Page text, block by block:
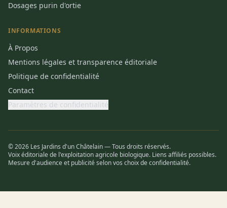
Dosages purin d'ortie
INFORMATIONS
À Propos
Mentions légales et transparence éditoriale
Politique de confidentialité
Contact
Paramètres de confidentialité
© 2026 Les Jardins d'un Châtelain — Tous droits réservés.
Voix éditoriale de l'exploitation agricole biologique. Liens affiliés possibles.
Mesure d'audience et publicité selon vos choix de confidentialité.